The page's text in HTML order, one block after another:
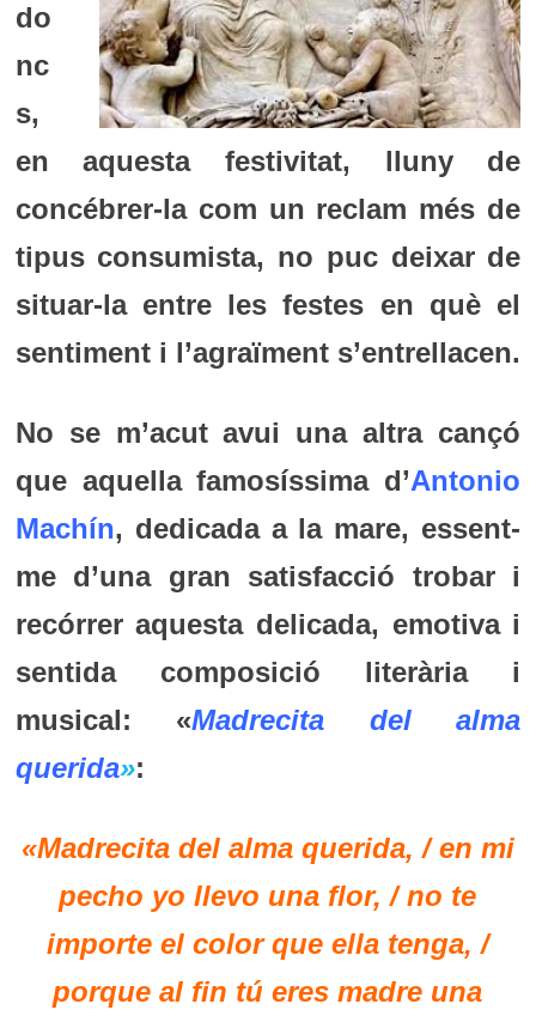
do
nc
s,
en aquesta festivitat, lluny de
concébrer-la com un reclam més de
tipus consumista, no puc deixar de
situar-la entre les festes en què el
sentiment i l’agraïment s’entrellacen.
No se m’acut avui una altra cançó
que aquella famosíssima d’Antonio
Machín, dedicada a la mare, essent-
me d’una gran satisfacció trobar i
recórrer aquesta delicada, emotiva i
sentida composició literària i
musical: «Madrecita del alma
querida»:
«Madrecita del alma querida, / en mi
pecho yo llevo una flor, / no te
importe el color que ella tenga, /
porque al fin tú eres madre una